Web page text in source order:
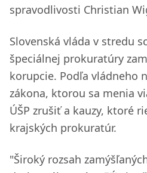
spravodlivosti Christian
Slovenská vláda v stredu
špeciálnej prokuratúry
korupcie. Podľa vládneho
zákona, ktorou sa menia
ÚŠP zrušiť a kauzy, ktoré
krajských prokuratúr.
"Široký rozsah